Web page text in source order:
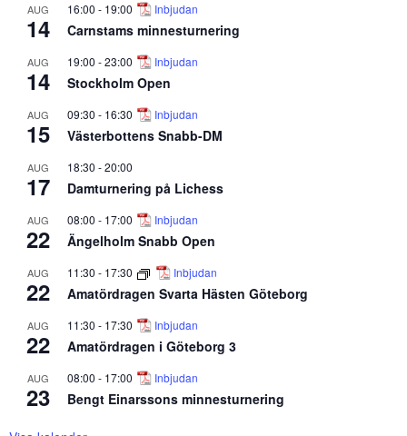
AUG
14
16:00 - 19:00 Inbjudan
Carnstams minnesturnering
AUG
14
19:00 -23:00 Inbjudan
Stockholm Open
AUG
15
09:30 - 16:30 Inbjudan
Västerbottens Snabb-DM
AUG
17
18:30 -20:00
Damturnering på Lichess
AUG
22
08:00 - 17:00 Inbjudan
Ängelholm Snabb Open
AUG
22
11:30 - 17:30 Inbjudan
Amatördragen Svarta Hästen Göteborg
AUG
22
11:30 - 17:30 Inbjudan
Amatördragen i Göteborg 3
AUG
23
08:00 - 17:00 Inbjudan
Bengt Einarssons minnesturnering